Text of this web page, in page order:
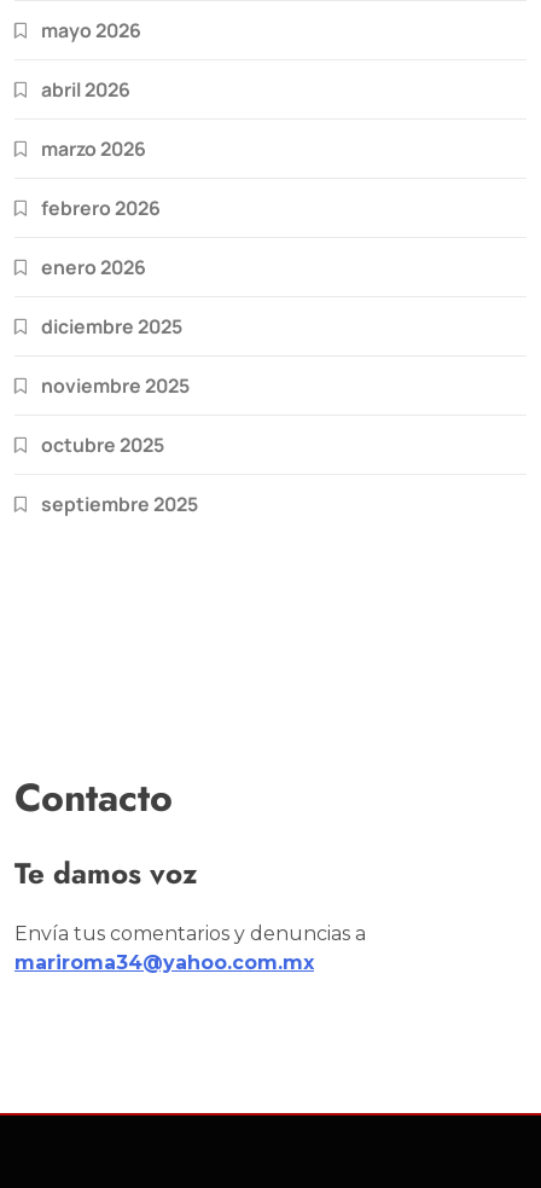
mayo 2026
abril 2026
marzo 2026
febrero 2026
enero 2026
diciembre 2025
noviembre 2025
octubre 2025
septiembre 2025
Contacto
Te damos voz
Envía tus comentarios y denuncias a
mariroma34@yahoo.com.mx